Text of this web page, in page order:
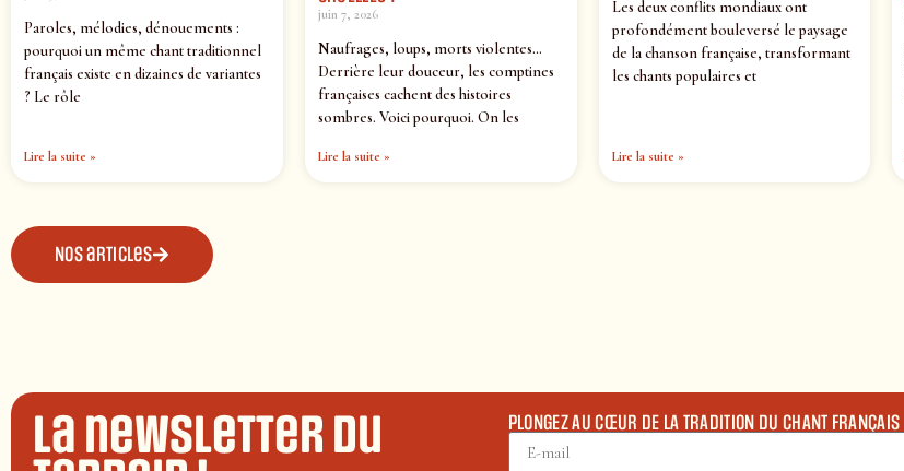
Paroles, mélodies, dénouements :
pourquoi un même chant traditionnel
français existe en dizaines de variantes
? Le rôle
Lire la suite »
juin 7, 2026
Naufrages, loups, morts violentes…
Derrière leur douceur, les comptines
françaises cachent des histoires
sombres. Voici pourquoi. On les
Lire la suite »
Les deux conflits mondiaux ont
profondément bouleversé le paysage
de la chanson française, transformant
les chants populaires et
Lire la suite »
Nos articles
La newsletter du PLONGEZ AU CŒUR DE LA TRADITION DU CHANT FRANÇAIS